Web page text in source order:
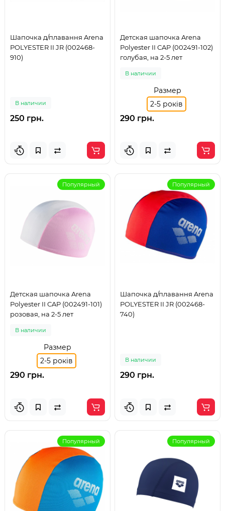
Шапочка д/плавання Arena
POLYESTER II JR (002468-
910)
В наличии
250 грн.
Детская шапочка Arena
Polyester II CAP (002491-102)
голубая, на 2-5 лет
В наличии
Размер
2-5 років
290 грн.
Популярный
Детская шапочка Arena
Polyester II CAP (002491-101)
розовая, на 2-5 лет
В наличии
Размер
2-5 років
290 грн.
Популярный
Шапочка д/плавання Arena
POLYESTER II JR (002468-
740)
В наличии
290 грн.
Популярный Популярный